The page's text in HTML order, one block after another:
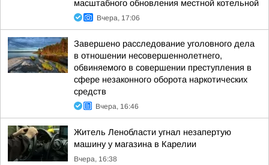
масштабного обновления местной котельной
Вчера, 17:06
Завершено расследование уголовного дела
в отношении несовершеннолетнего,
обвиняемого в совершении преступления в
сфере незаконного оборота наркотических
средств
Вчера, 16:46
Житель Ленобласти угнал незапертую
машину у магазина в Карелии
Вчера, 16:38